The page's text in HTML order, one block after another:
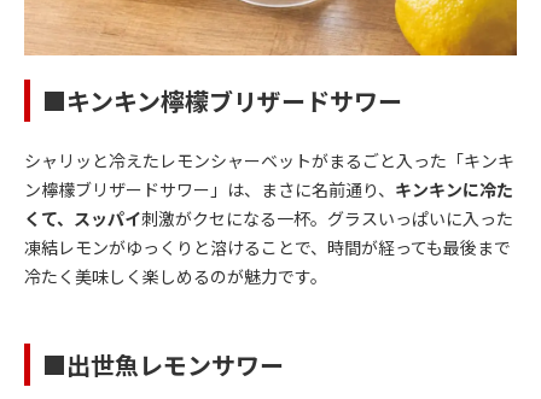
■キンキン檸檬ブリザードサワー
シャリッと冷えたレモンシャーベットがまるごと入った「キンキ
ン檸檬ブリザードサワー」は、まさに名前通り、 キンキンに冷た
くて、スッパイ刺激がクセになる一杯。グラスいっぱいに入った
凍結レモンがゆっくりと溶けることで、時間が経っても最後まで
冷たく美味しく楽しめるのが魅力です。
■出世魚レモンサワー